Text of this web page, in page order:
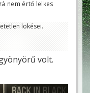
nem értő lelkes
lökései.
volt.